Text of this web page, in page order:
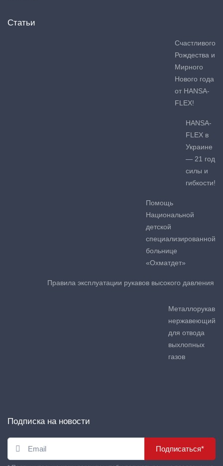
Статьи
Счастливого
Рождества и
Мирного
Нового года
от HANSA-
FLEX!
HANSA-
FLEX в
Украине
— 21 год
силы и
гибкости!
Помощь
Национальной
детской
специализированной
больнице
«Охматдет»
Правила эксплуатации рукавов высокого давления
Металлорукав
нержавеющий
для отвода
выхлопных
газов
Подписка на новости
Подписаться*